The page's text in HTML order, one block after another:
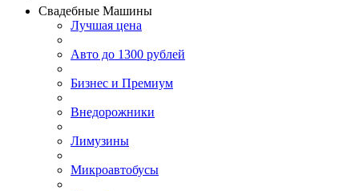
Свадебные Машины
Лучшая цена
Авто до 1300 рублей
Бизнес и Премиум
Внедорожники
Лимузины
Микроавтобусы